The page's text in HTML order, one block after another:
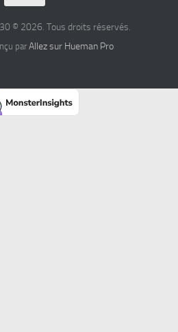
© 2026. Tous droits réservés.
par Allez sur Hueman Pro